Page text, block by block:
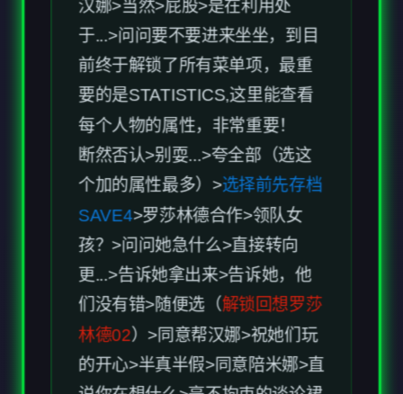
每个人物的属性，非常重要！
断然否认>别耍...>夸全部（选这
个加的属性最多）>选择前先存档
SAVE4>罗莎林德合作>领队女
孩？>问问她急什么>直接转向
更...>告诉她拿出来>告诉她，他
们没有错>随便选（解锁回想罗莎
林德02）>同意帮汉娜>祝她们玩
的开心>半真半假>同意陪米娜>直
说你在想什么>毫不拘束的谈论裙
子>告诉她这会给人留下深刻印象
>看一下>继续看（不看白不看反
正不减属性）>可爱路线>费利西